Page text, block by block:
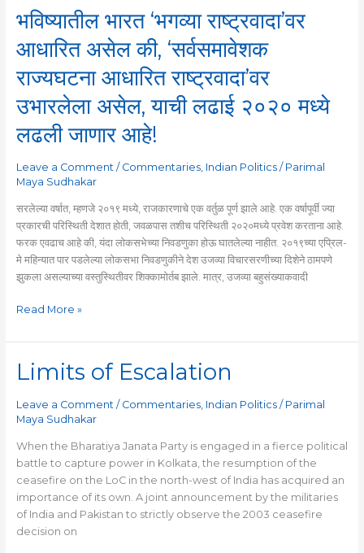
भविष्यातील भारत ‘भगव्या राष्ट्रवादा’वर
आधारित असेल की, ‘सर्वसमावेशक
राज्यघटना आधारित राष्ट्रवादा’वर
उभारलेला असेल, याची लढाई २०२० मध्ये
लढली जाणार आहे!
Leave a Comment / Commentaries, Indian Politics/ Parimal
Maya Sudhakar
सरलेल्या वर्षात, म्हणजे २०१९ मध्ये, राजकारणाचे एक वर्तुळ पूर्ण झाले आहे. एक वर्षापूर्वी ज्या
प्रकारची परिस्थिती देशात होती, जवळपास तशीच परिस्थिती २०२०मध्ये प्रवेश करताना आहे.
फरक एवढाच आहे की, यंदा लोकसभेच्या निवडणुका होऊ घातलेल्या नाहीत. २०१९च्या एप्रिल-
मे महिन्यात पार पडलेल्या लोकसभा निवडणुकीने देश उजव्या विचारसरणीच्या दिशेने ठामपणे
झुकला असल्याच्या वस्तुस्थितीवर शिक्कामोर्तब झाले. मात्र, उजव्या बहुसंख्याकवादी
राष्ट्रवादा’वर
उभारलेला
असेल,
याची
लढाई
मध्ये
लढली
जाणार
आहे!
Read More »
Limits of Escalation
Leave a Comment / Commentaries, Indian Politics/ Parimal
Maya Sudhakar
When the Bharatiya Janata Party is engaged in a fierce political
battle to capture power in Kolkata, the resumption of the
ceasefire on the LoC in the north-west of India has acquired an
importance of its own. A joint announcement by the militaries
of India and Pakistan to strictly observe the 2003 ceasefire
decision on
Limits
of
Escalation